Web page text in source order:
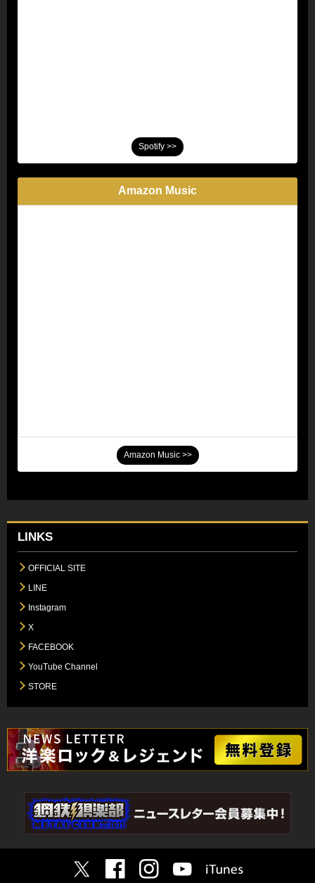
Spotify >>
Amazon Music
Amazon Music >>
LINKS
OFFICIAL SITE
LINE
Instagram
X
FACEBOOK
YouTube Channel
STORE